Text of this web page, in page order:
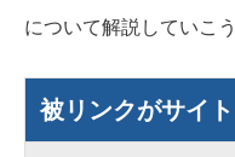
について解説していこう
被リンクがサイ